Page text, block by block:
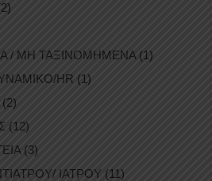
/ ΜΗ ΤΑΞΙΝΟΜΗΜΕΝΑ(1)
HR (1)
(2)
(12)
(3)
ΙΑΤΡΟΥ (11)